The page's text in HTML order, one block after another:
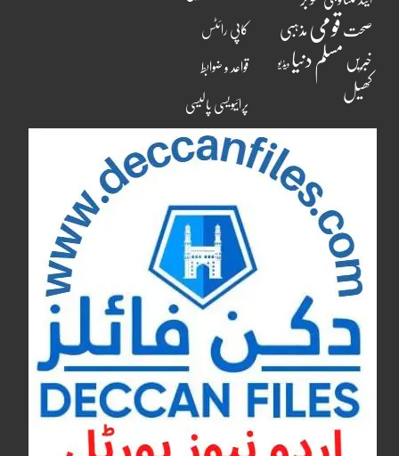
صحت قومی مذہبی
خبریں مسلم دنیا ویڈیو
کھیل
کاپی رائٹس
قواعد و ضوابط
پرائیویسی پالیسی